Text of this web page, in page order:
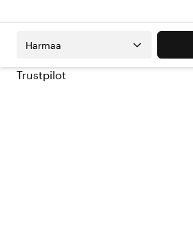
Harmaa
Trustpilot